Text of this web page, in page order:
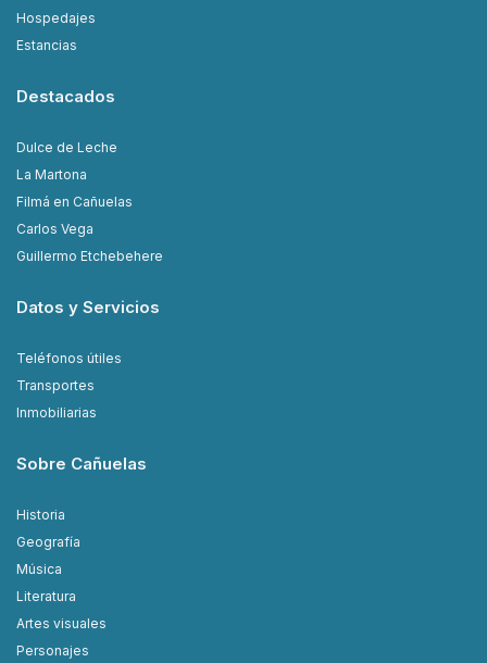
Hospedajes
Estancias
Destacados
Dulce de Leche
La Martona
Filmá en Cañuelas
Carlos Vega
Guillermo Etchebehere
Datos y Servicios
Teléfonos útiles
Transportes
Inmobiliarias
Sobre Cañuelas
Historia
Geografía
Música
Literatura
Artes visuales
Personajes